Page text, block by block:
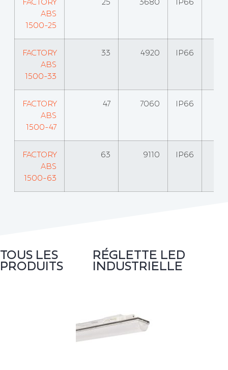
ABS
1500-25
FACTORY
ABS
1500-33
33 4920 IP66
FACTORY
ABS
1500-47
47 7060 IP66
FACTORY
ABS
1500-63
63 9110 IP66
TOUS LES
PRODUITS
RÉGLETTE LED
INDUSTRIELLE